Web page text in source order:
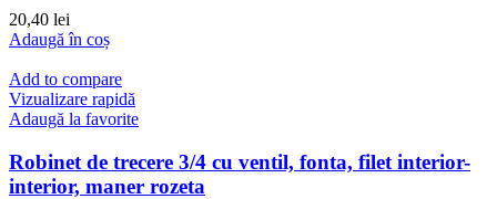
20,40 lei
Adaugă în coș
Add to compare
Vizualizare rapidă
Adaugă la favorite
Robinet de trecere 3/4 cu ventil, fonta, filet interior-
interior, maner rozeta